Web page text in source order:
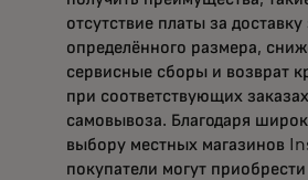
отсутствие платы за доставку
определённого размера,
сервисные сборы и возврат
при соответствующих заказах
самовывоза. Благодаря
выбору местных магазинов
покупатели могут приобрести